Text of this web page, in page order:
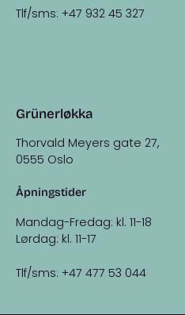
Tlf/sms: +47 932 45 327
Grünerløkka
Thorvald Meyers gate 27,
0555 Oslo
Åpningstider
Mandag-Fredag: kl. 11-18
Lørdag: kl. 11-17
Tlf/sms: +47 477 53 044